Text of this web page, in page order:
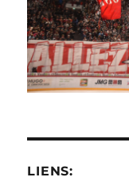
LIENS: